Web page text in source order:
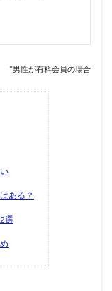
*男性が有料会員の場合
ある？
選